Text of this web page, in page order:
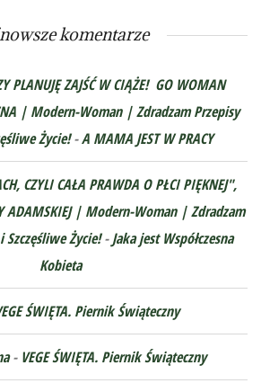
komentarze
PLANUJĘ ZAJŚĆ W CIĄŻE! GO WOMAN
| Modern-Woman | Zdradzam Przepisy
Życie!-A MAMA JEST W PRACY
CZYLI CAŁA PRAWDA O PŁCI PIĘKNEJ",
ADAMSKIEJ | Modern-Woman | Zdradzam
Życie!-Jaka jest Współczesna
Kobieta
ŚWIĘTA. Piernik Świąteczny
- VEGE ŚWIĘTA. Piernik Świąteczny